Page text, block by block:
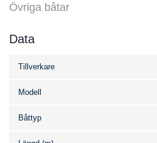
Övriga båtar
Data
Tillverkare
Modell
Båttyp